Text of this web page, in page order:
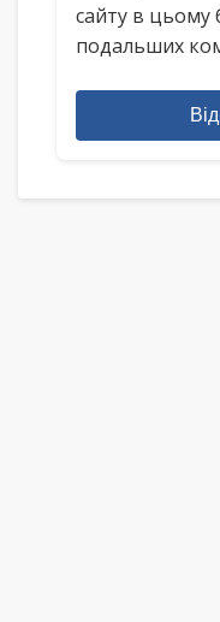
сайту в цьому
подальших